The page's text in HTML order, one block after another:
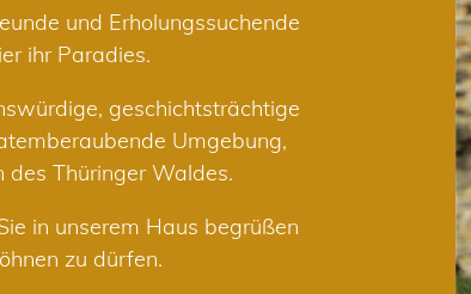
und Erholungssuchende
ihr Paradies.
geschichtsträchtige
Umgebung,
des Thüringer Waldes.
in unserem Haus begrüßen
zu dürfen.